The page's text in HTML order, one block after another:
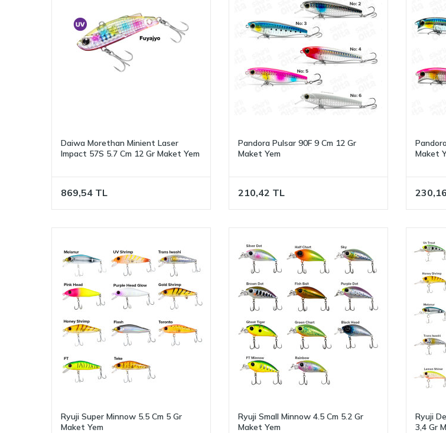
Daiwa Morethan Minient Laser
Impact 57S 5.7 Cm 12 Gr Maket Yem
869,54 TL
Pandora Pulsar 90F 9 Cm 12 Gr
Maket Yem
210,42 TL
Maket
230,16
Ryuji Super Minnow 5.5 Cm 5 Gr
Maket Yem
Ryuji Small Minnow 4.5 Cm 5.2 Gr
Maket Yem
Ryuji
3,4 Gr